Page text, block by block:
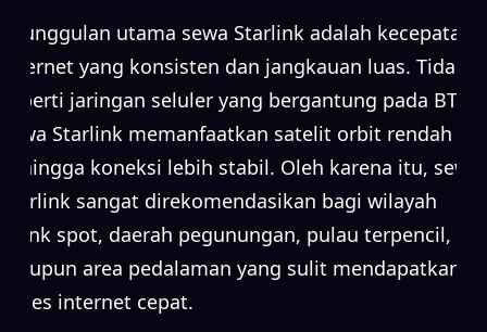
Keunggulan utama sewa Starlink adalah kecepatan
internet yang konsisten dan jangkauan luas. Tidak
seperti jaringan seluler yang bergantung pada BTS,
sewa Starlink memanfaatkan satelit orbit rendah
sehingga koneksi lebih stabil. Oleh karena itu, sewa
Starlink sangat direkomendasikan bagi wilayah
blank spot, daerah pegunungan, pulau terpencil,
maupun area pedalaman yang sulit mendapatkan
akses internet cepat.